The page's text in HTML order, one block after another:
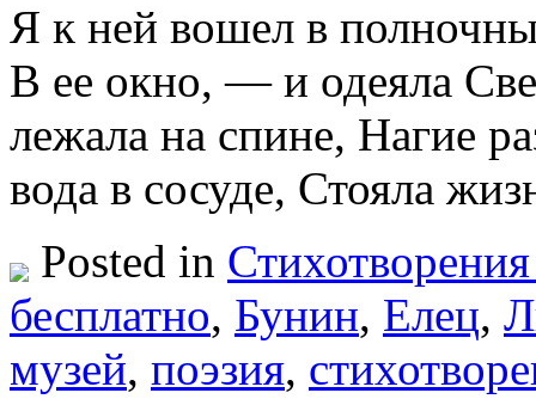
Я к ней вошел в
В ее окно, — и одеяла
лежала на спине, Нагие
вода в сосуде, Стояла
Posted in
бесплатно, Бунин, Елец,
музей, поэзия,